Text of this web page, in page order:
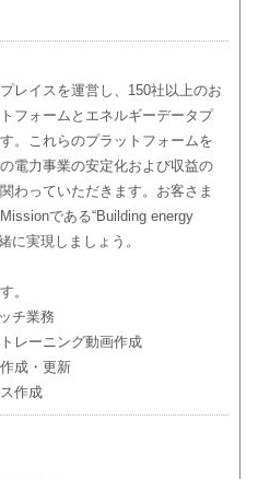
レイスを運営し、150社以上のお
フォームとエネルギーデータプ
。これらのプラットフォームを
電力事業の安定化および収益の
わっていただきます。お客さま
である“Building energy
に実現しましょう。
。
チ業務
レーニング動画作成
成・更新
作成